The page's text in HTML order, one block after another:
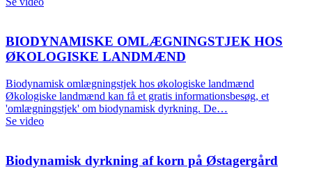
BIODYNAMISKE OMLÆGNINGSTJEK HOS
ØKOLOGISKE LANDMÆND
Biodynamisk omlægningstjek hos økologiske landmænd
Økologiske landmænd kan få et gratis informationsbesøg, et
'omlægningstjek' om biodynamisk dyrkning. De…
Se video
Biodynamisk dyrkning af korn på Østagergård